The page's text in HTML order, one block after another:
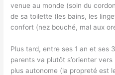
venue au monde (soin du
de sa toilette (les bains, les
confort (nez bouché, mal aux
Plus tard, entre ses 1 an et ses
parents va plutôt s’orienter vers
plus autonome (la propreté est